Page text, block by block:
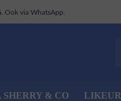
. Ook via WhatsApp.
SHERRY & CO LIKEUR